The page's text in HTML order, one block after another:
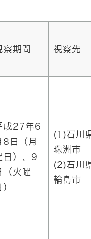
察期間 視察先
成27年6
8日（月
日）、9
（火曜
）
(1)石川
珠洲市
(2)石川
輪島市